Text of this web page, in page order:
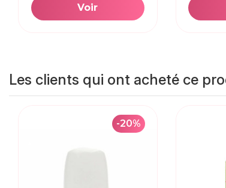
Voir
Les clients qui ont acheté ce
-20%